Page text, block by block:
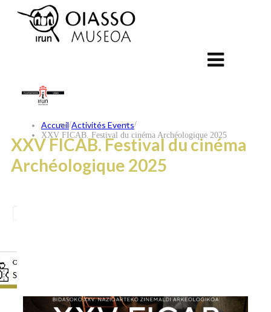
Accueil/Activités Events/
XXV FICAB. Festival du cinéma Archéologique 2025
XXV FICAB. Festival du cinéma
Archéologique 2025